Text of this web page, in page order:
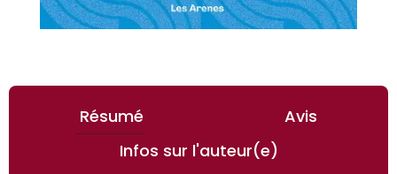
Résumé
Avis
Infos sur l'auteur(e)